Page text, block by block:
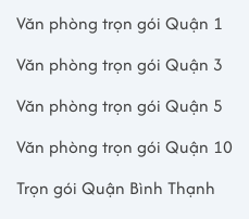
Văn phòng trọn gói Quận 1
Văn phòng trọn gói Quận 3
Văn phòng trọn gói Quận 5
Văn phòng trọn gói Quận 10
Trọn gói Quận Bình Thạnh